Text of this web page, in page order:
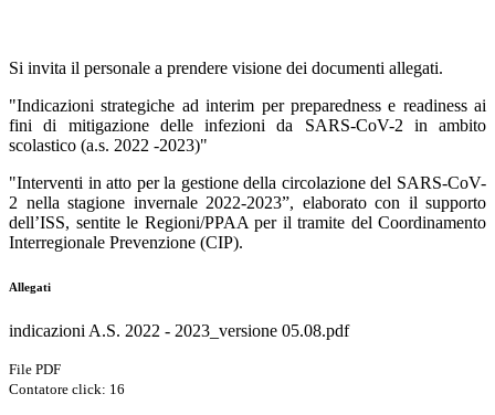
Si invita il personale a prendere visione dei documenti allegati.
"Indicazioni strategiche ad interim per preparedness e readiness ai
fini di mitigazione delle infezioni da SARS-CoV-2 in ambito
scolastico (a.s. 2022 -2023)"
"Interventi in atto per la gestione della circolazione del SARS-CoV-
2 nella stagione invernale 2022-2023”, elaborato con il supporto
dell’ISS, sentite le Regioni/PPAA per il tramite del Coordinamento
Interregionale Prevenzione (CIP).
Allegati
indicazioni A.S. 2022 - 2023_versione 05.08.pdf
File PDF
Contatore click: 16